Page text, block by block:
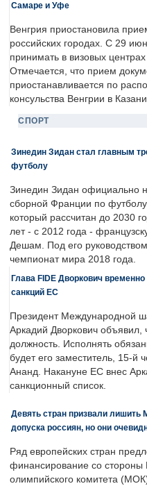
Самаре и Уфе
Венгрия приостановила
российских городах. С 29
принимать в визовых
Отмечается, что прием
приостанавливается по
консульства Венгрии в
СПОРТ
Зинедин Зидан стал главным
футболу
Зинедин Зидан официально
сборной Франции по
который рассчитан до 2030
лет - с 2012 года -
Дешам. Под его
чемпионат мира 2018 года.
Глава FIDE Дворкович
санкций ЕС
Президент Международной
Аркадий Дворкович объявил,
должность. Исполнять
будет его заместитель, 15-
Ананд. Накануне ЕС внес
санкционный список.
Девять стран призвали лишить
допуска россиян, но они
Ряд европейских стран
финансирование со
олимпийского комитета